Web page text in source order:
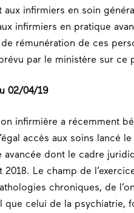
aux infirmiers en soin
infirmiers en pratique
rémunération de ces
par le ministère sur ce
02/04/19
infirmière a récemment
accès aux soins lancé
avancée dont le cadre
2018. Le champ de
chroniques, de
que celui de la psychiatrie,